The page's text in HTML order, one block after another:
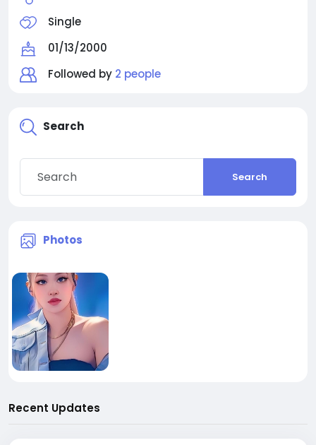
Single
01/13/2000
Followed by 2 people
Search
Search
Photos
Recent Updates